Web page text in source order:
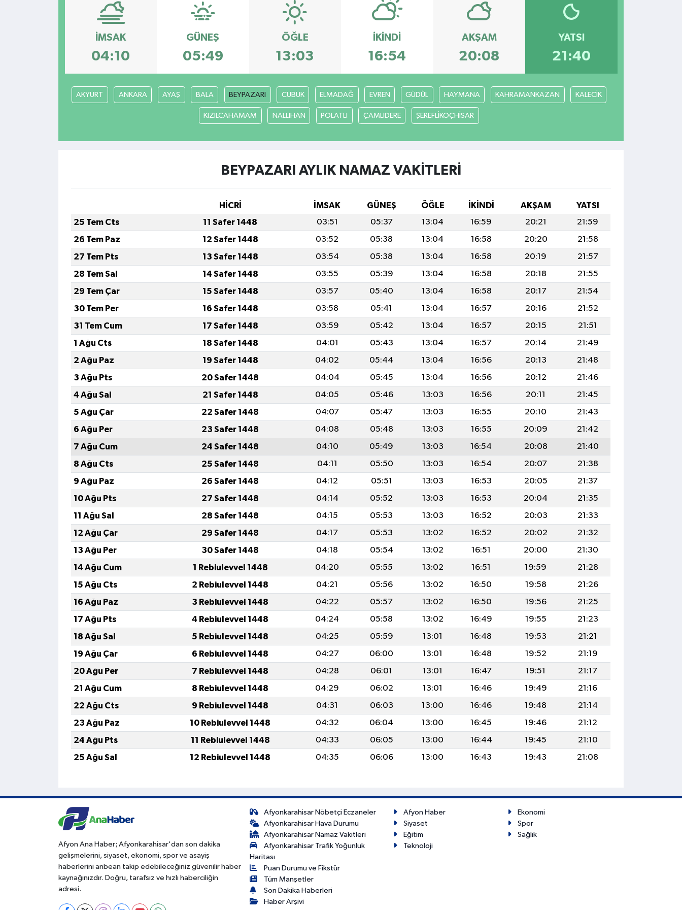
İMSAK
04:10
GÜNEŞ
05:49
ÖĞLE
13:03
İKINDI
16:54
AKŞAM
20:08
YATSI
21:40
AKYURT ANKARA AYAŞ BALA BEYPAZARI CUBUK ELMADAĞ EVREN GÜDÜL HAYMANA KAHRAMANKAZAN KALECİK
KIZILCAHAMAM NALLIHAN POLATLI ÇAMLIDERE ŞEREFLİKOÇHİSAR
BEYPAZARI AYLIK NAMAZ VAKITLERI
HİCRİ İMSAK GÜNEŞ ÖĞLE İKINDI AKŞAM
YATSI
25 Tem Cts
11 Safer 1448 03:51 05:37 13:04 16:59 20:21
21:59
26 Tem Paz
12 Safer 1448 03:52 05:38 13:04 16:58 20:20
21:58
27 Tem Pts
13 Safer 1448 03:54 05:38 13:04 16:58 20:19
21:57
28 Tem Sal
14 Safer 1448 03:55 05:39 13:04 16:58 20:18
21:55
29 Tem Çar
15 Safer 1448 03:57 05:40 13:04 16:58 20:17
21:54
30 Tem Per
16 Safer 1448 03:58 05:41 13:04 16:57 20:16
21:52
31 Tem Cum
17 Safer 1448 03:59 05:42 13:04 16:57 20:15
21:51
1 Ağu Cts
18 Safer 1448 04:01 05:43 13:04 16:57 20:14
21:49
2 Ağu Paz
19 Safer 1448 04:02 05:44 13:04 16:56 20:13
21:48
3 Ağu Pts
20 Safer 1448 04:04 05:45 13:04 16:56 20:12
21:46
4 Ağu Sal
21 Safer 1448 04:05 05:46 13:03 16:56 20:11
21:45
5 Ağu Çar
22 Safer 1448 04:07 05:47 13:03 16:55 20:10
21:43
6 Ağu Per
23 Safer 1448 04:08 05:48 13:03 16:55 20:09
21:42
7 Ağu Cum
24 Safer 1448 04:10 05:49 13:03 16:54 20:08
21:40
8 Ağu Cts
25 Safer 1448 04:11 05:50 13:03 16:54 20:07
21:38
9 Ağu Paz
26 Safer 1448 04:12 05:51 13:03 16:53 20:05
21:37
10 Ağu Pts
27 Safer 1448 04:14 05:52 13:03 16:53 20:04
21:35
11 Ağu Sal
28 Safer 1448 04:15 05:53 13:03 16:52 20:03
21:33
12 Ağu Çar
29 Safer 1448 04:17 05:53 13:02 16:52 20:02
21:32
13 Ağu Per
30 Safer 1448 04:18 05:54 13:02 16:51 20:00
21:30
14 Ağu Cum
1 Rebiulevvel 1448 04:20 05:55 13:02 16:51 19:59
21:28
15 Ağu Cts
2 Rebiulevvel 1448 04:21 05:56 13:02 16:50 19:58
21:26
16 Ağu Paz
3 Rebiulevvel 1448 04:22 05:57 13:02 16:50 19:56
21:25
17 Ağu Pts
4 Rebiulevvel 1448 04:24 05:58 13:02 16:49 19:55
21:23
18 Ağu Sal
5 Rebiulevvel 1448 04:25 05:59 13:01 16:48 19:53
21:21
19 Ağu Çar
6 Rebiulevvel 1448 04:27 06:00 13:01 16:48 19:52
21:19
20 Ağu Per
7 Rebiulevvel 1448 04:28 06:01 13:01 16:47 19:51
21:17
21 Ağu Cum
8 Rebiulevvel 1448 04:29 06:02 13:01 16:46 19:49
21:16
22 Ağu Cts
9 Rebiulevvel 1448 04:31 06:03 13:00 16:46 19:48
21:14
23 Ağu Paz
10 Rebiulevvel 1448 04:32 06:04 13:00 16:45 19:46
21:12
24 Ağu Pts
11 Rebiulevvel 1448 04:33 06:05 13:00 16:44 19:45
21:10
25 Ağu Sal
12 Rebiulevvel 1448 04:35 06:06 13:00 16:43 19:43 21:08
Afyon Ana Haber; Afyonkarahisar'dan son dakika
gelişmelerini, siyaset, ekonomi, spor ve asayiş
haberlerini anbean takip edebileceğiniz güvenilir haber
kaynağınızdır. Doğru, tarafsız ve hızlı haberciliğin
adresi.
Afyonkarahisar Nöbetçi Eczaneler
Afyonkarahisar Hava Durumu
Afyonkarahisar Namaz Vakitleri
Afyonkarahisar Trafik Yoğunluk
Haritası
Puan Durumu ve Fikstür
Tüm Manşetler
Son Dakika Haberleri
Haber Arşivi
Afyon Haber
Ekonomi
Siyaset
Spor
Eğitim
Sağlık
Teknoloji